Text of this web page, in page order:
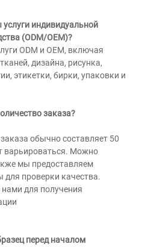
индивидуальной
(ODM/OEM)?
ODM и OEM, включая
дизайна, рисунка,
этикетки, бирки, упаковки и
заказа?
обычно составляет 50
варьироваться. Можно
мы предоставляем
проверки качества.
для получения
перед началом